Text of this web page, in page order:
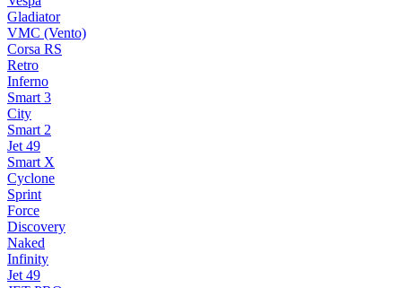
Gladiator
VMC (Vento)
Corsa RS
Retro
Inferno
Smart 3
City
Smart 2
Jet 49
Smart X
Cyclone
Sprint
Force
Discovery
Naked
Infinity
Jet 49